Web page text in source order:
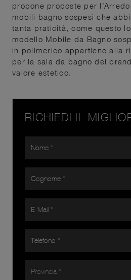
propone proposte per
mobili bagno sospesi che
tanta praticità, come questo
modello Mobile da Bagno
in polimerico appartiene alla
per la sala da bagno del
valore estetico.
RICHIEDI IL